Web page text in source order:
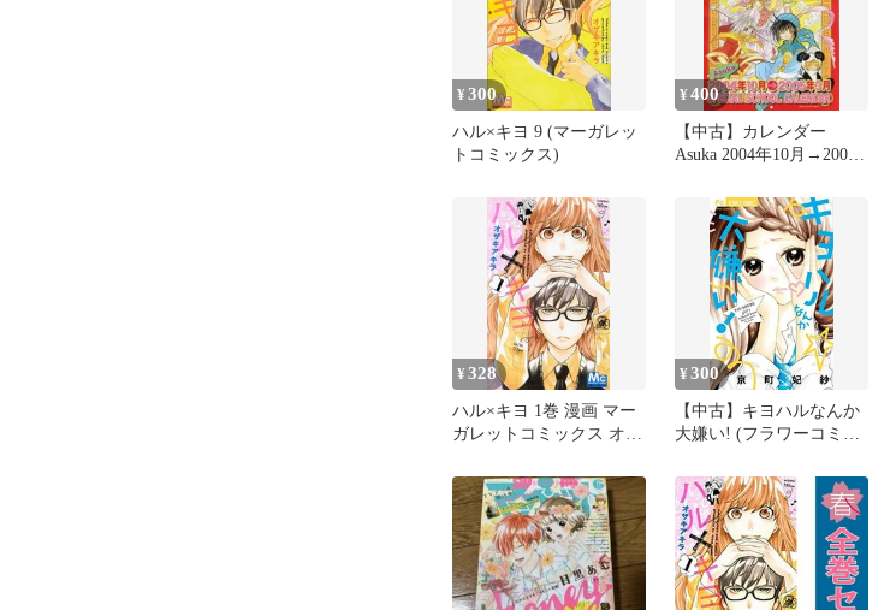
¥300
ハル×キヨ 9 (マーガレッ
トコミックス)
¥400
【中古】カレンダー
Asuka 2004年10月→2005
ルカレンダー 月刊Asuka
2004年11月号付録
¥328
ハル×キヨ 1巻 漫画 マー
ガレットコミックス オザ
ミック）
¥300
【中古】キヨハルなんか
大嫌い! (フラワーコミッ